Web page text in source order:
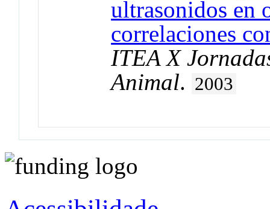
ultrasonidos en
correlaciones
ITEA X
Animal. 2003